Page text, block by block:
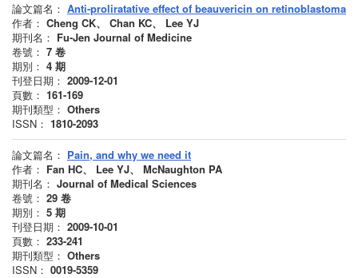
論文篇名： Anti-proliratative effect of beauvericin on retinoblastoma
作者： Cheng CK、 Chan KC、 Lee YJ
期刊名： Fu-Jen Journal of Medicine
卷號： 7 卷
期別： 4 期
刊登日期： 2009-12-01
頁數： 161-169
期刊類型： Others
ISSN： 1810-2093
論文篇名： Pain, and why we need it
作者： Fan HC、 Lee YJ、 McNaughton PA
期刊名： Journal of Medical Sciences
卷號： 29 卷
期別： 5 期
刊登日期： 2009-10-01
頁數： 233-241
期刊類型： Others
ISSN： 0019-5359